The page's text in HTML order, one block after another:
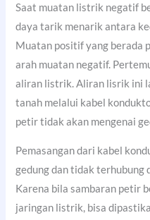
Saat muatan listrik negatif
daya tarik menarik antara
Muatan positif yang berada
arah muatan negatif.
aliran listrik. Aliran lisrik ini
tanah melalui kabel
petir tidak akan mengenai
Pemasangan dari kabel
gedung dan tidak
Karena bila sambaran petir
jaringan listrik, bisa